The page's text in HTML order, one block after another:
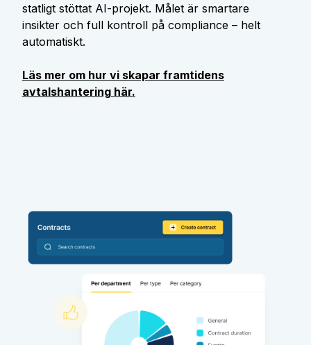
statligt stöttat AI-projekt. Målet är smartare
insikter och full kontroll på compliance – helt
automatiskt.
Läs mer om hur vi skapar framtidens
avtalshantering här.